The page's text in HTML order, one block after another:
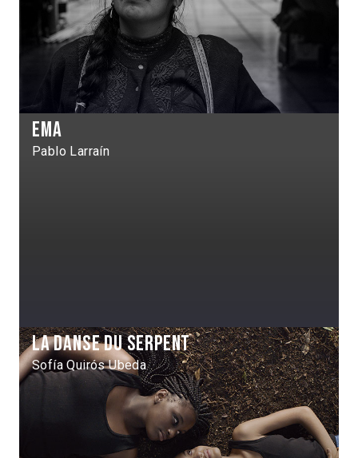
Ema
Pablo Larraín
La Danse du serpent
Sofía Quirós Ubeda